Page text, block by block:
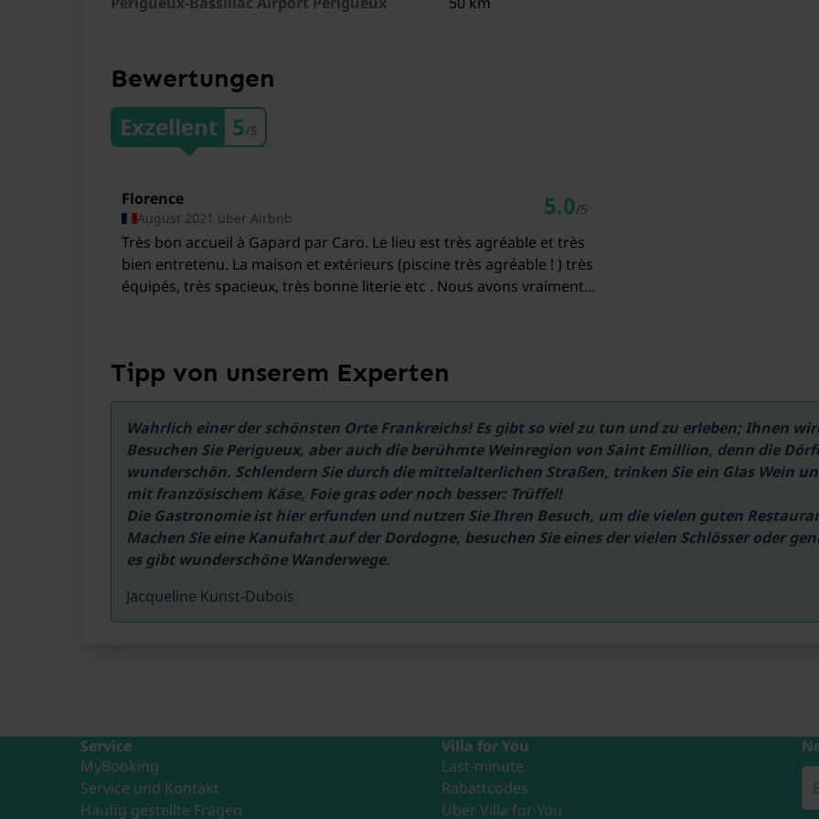
Allgemein
1x Carport (1 Parkplatz)
Terrasse (alleinige Nutzung)
BBQ (Holzkohle)
1x Parkplatz
Trampolin (Gemeinschaftliche Nutzung mit
anderen Gästen)
Liegestühle
anderen Gästen, erwärmt, umzäunt, 12 x 5
Fußballtor
1x Kinderbett (ohne Bettwäsche)
Bewertungen
Exzellent 5/5
Florence
August 2021 über Airbnb 5.0/5
Très bon accueil à Gapard par Caro. Le lieu est très agréable et très
bien entretenu. La maison et extérieurs (piscine très agréable ! ) très
équipés, très spacieux, très bonne literie etc . Nous avons vraiment
Tipp von unserem Experten
Wahrlich einer der schönsten Orte Frankreichs! Es gibt so viel zu tun und zu erleben; Ihnen
Besuchen Sie Perigueux, aber auch die berühmte Weinregion von Saint Emillion, denn die
wunderschön. Schlendern Sie durch die mittelalterlichen Straßen, trinken Sie ein Glas Wein
mit französischem Käse, Foie gras oder noch besser: Trüffel!
Die Gastronomie ist hier erfunden und nutzen Sie Ihren Besuch, um die vielen guten
Machen Sie eine Kanufahrt auf der Dordogne, besuchen Sie eines der vielen Schlösser oder
es gibt wunderschöne Wanderwege.
Jacqueline Kunst-Dubois
Service
MyBooking
Service und Kontakt
Häufig gestellte Fragen
Villa for You
Last-minute
Rabattcodes
Über Villa for You